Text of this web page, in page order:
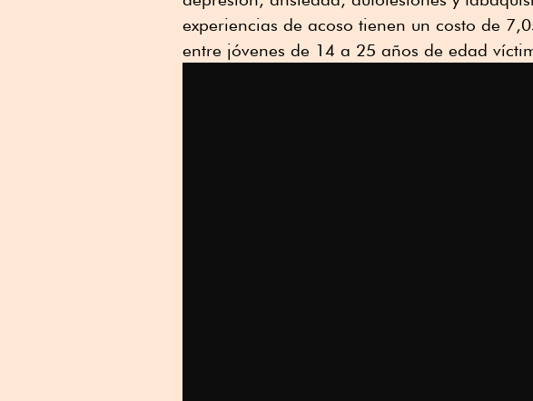
experiencias de acoso tienen un costo de
entre jóvenes de 14 a 25 años de edad